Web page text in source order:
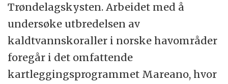
Trøndelagskysten. Arbeidet med å
undersøke utbredelsen av
kaldtvannskoraller i norske havområder
foregår i det omfattende
kartleggingsprogrammet Mareano, hvor